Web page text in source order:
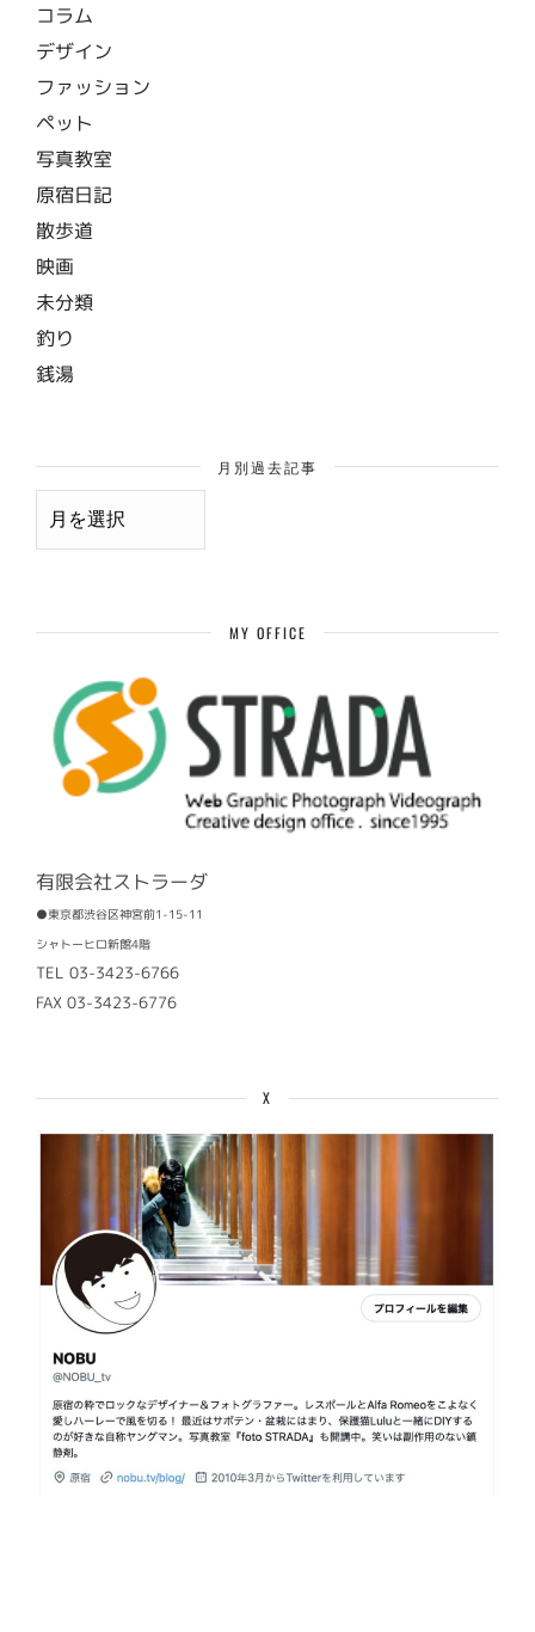
コラム
デザイン
ファッション
ペット
写真教室
原宿日記
散歩道
映画
未分類
釣り
銭湯
月別過去記事
月
MY OFFICE
有限会社ストラーダ
●東京都渋谷区神宮前1-15-11
シャトーヒロ新館4階
TEL 03-3423-6766
FAX 03-3423-6776
X